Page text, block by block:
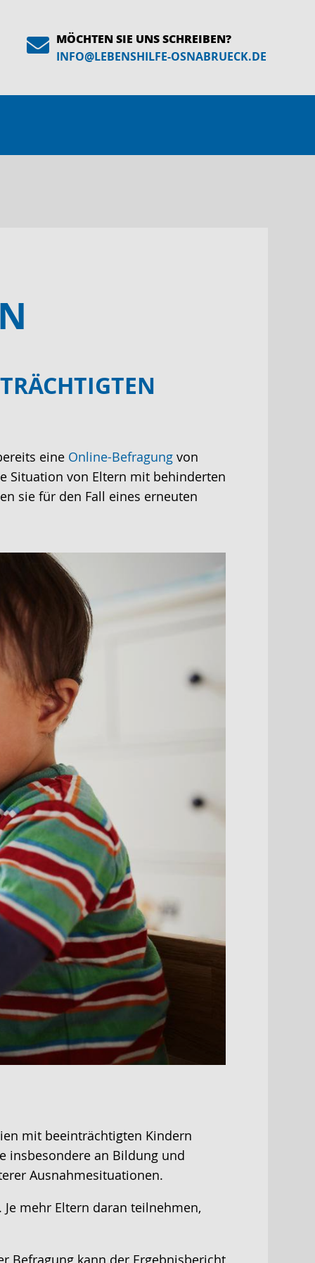
MÖCHTEN SIE UNS SCHREIBEN?
INFO@LEBENSHILFE-OSNABRUECK.DE
eine Online-Befragungvon
Situation von Eltern mit behinderten
sie für den Fall eines erneuten
mit beeinträchtigten Kindern
insbesondere an Bildung und
Ausnahmesituationen.
mehr Eltern daran teilnehmen,
Befragung kann der Ergebnisbericht